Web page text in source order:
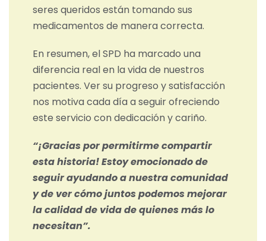
seres queridos están tomando sus
medicamentos de manera correcta.
En resumen, el SPD ha marcado una
diferencia real en la vida de nuestros
pacientes. Ver su progreso y satisfacción
nos motiva cada día a seguir ofreciendo
este servicio con dedicación y cariño.
“¡Gracias por permitirme compartir
esta historia! Estoy emocionado de
seguir ayudando a nuestra comunidad
y de ver cómo juntos podemos mejorar
la calidad de vida de quienes más lo
necesitan”.